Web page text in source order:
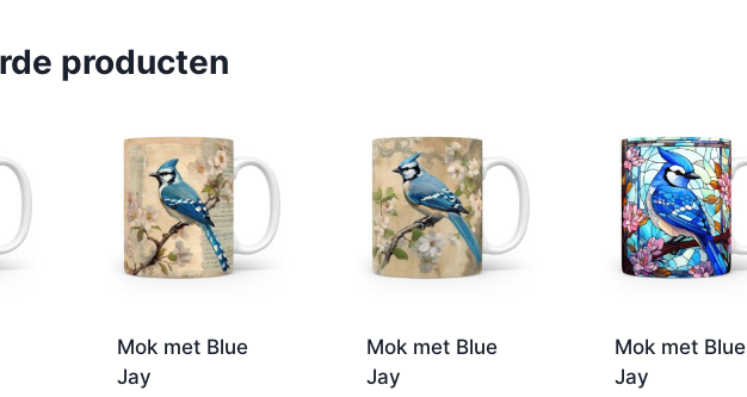
producten
Mok met Blue
Jay
Mok met Blue
Jay
Mok met Blue
Jay